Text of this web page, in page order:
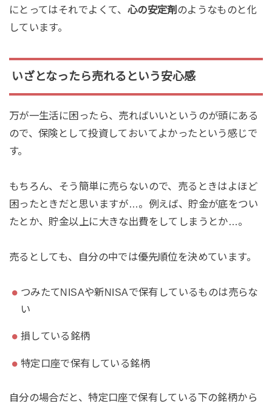
にとってはそれでよくて、 心の安定剤 のようなものと化
しています。
いざとなったら売れるという安心感
万が一生活に困ったら、売ればいいというのが頭にある
ので、保険として投資しておいてよかったという感じで
す。
もちろん、そう簡単に売らないので、売るときはよほど
困ったときだと思いますが…。例えば、貯金が底をつい
たとか、貯金以上に大きな出費をしてしまうとか…。
売るとしても、自分の中では優先順位を決めています。
つみたてNISAや新NISAで保有しているものは売らな
い
損している銘柄
特定口座で保有している銘柄
自分の場合だと、特定口座で保有している下の銘柄から